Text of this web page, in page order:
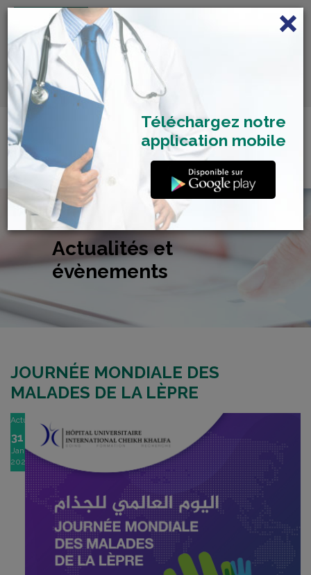
FRANÇAIS
Centre de Check-up Bilan
Santé
Actualités et
évènements
JOURNÉE MONDIALE DES
MALADES DE LA LÈPRE
Actu
31
Jan
2022
Téléchargez notre
application mobile